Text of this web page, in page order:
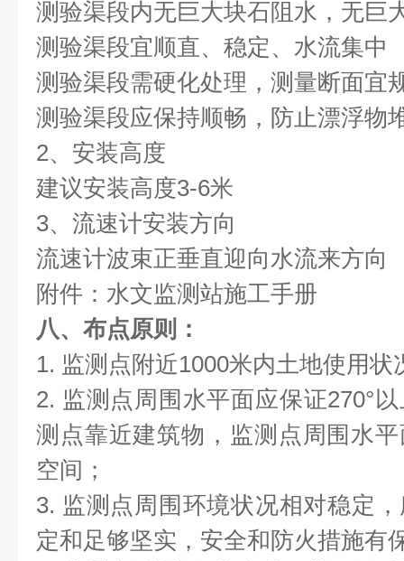
测验渠段内无巨大块石阻水，无巨
测验渠段宜顺直、稳定、水流集中
测验渠段需硬化处理，测量断面宜
测验渠段应保持顺畅，防止漂浮物
2、安装高度
建议安装高度3-6米
3、流速计安装方向
流速计波束正垂直迎向水流来方向
附件：水文监测站施工手册
八、布点原则：
1. 监测点附近1000米内土地使用状
2. 监测点周围水平面应保证270°
测点靠近建筑物，监测点周围水
空间；
3. 监测点周围环境状况相对稳定
定和足够坚实，安全和防火措施有